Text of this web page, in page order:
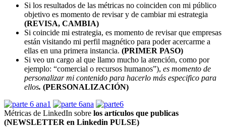
Si los resultados de las métricas no coinciden con mi público
objetivo es momento de revisar y de cambiar mi estrategia
(REVISA, CAMBIA)
Si coincide mi estrategia, es momento de revisar que empresas
están visitando mi perfil magnético para poder acercarme a
ellas en una primera instancia. (PRIMER PASO)
Si veo un cargo al que llamo mucho la atención, como por
ejemplo: “comercial o recursos humanos”), es momento de
personalizar mi contenido para hacerlo más especifico para
ellos. (PERSONALIZACIÓN)
Métricas de LinkedIn sobre los artículos que publicas
(NEWSLETTER en Linkedin PULSE)